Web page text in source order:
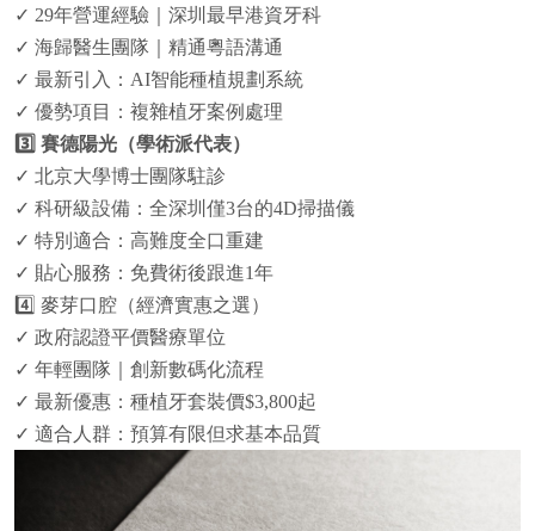
✓ 29年營運經驗｜深圳最早港資牙科
✓ 海歸醫生團隊｜精通粵語溝通
✓ 最新引入：AI智能種植規劃系統
✓ 優勢項目：複雜植牙案例處理
3️⃣ 賽德陽光（學術派代表）
✓ 北京大學博士團隊駐診
✓ 科研級設備：全深圳僅3台的4D掃描儀
✓ 特別適合：高難度全口重建
✓ 貼心服務：免費術後跟進1年
4️⃣ 麥芽口腔（經濟實惠之選）
✓ 政府認證平價醫療單位
✓ 年輕團隊｜創新數碼化流程
✓ 最新優惠：種植牙套裝價$3,800起
✓ 適合人群：預算有限但求基本品質